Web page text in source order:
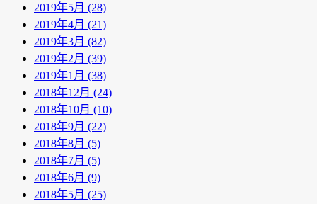
2019年5月 (28)
2019年4月 (21)
2019年3月 (82)
2019年2月 (39)
2019年1月 (38)
2018年12月 (24)
2018年10月 (10)
2018年9月 (22)
2018年8月 (5)
2018年7月 (5)
2018年6月 (9)
2018年5月 (25)